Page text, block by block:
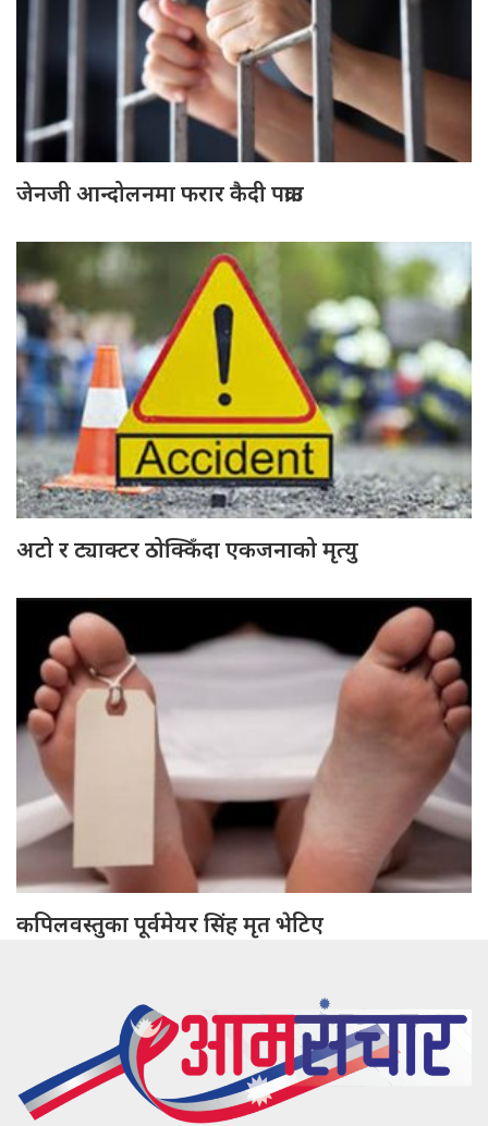
जेनजी आन्दोलनमा फरार कैदी पक्राउ
अटो र ट्याक्टर ठोक्किँदा एकजनाको मृत्यु
कपिलवस्तुका पूर्वमेयर सिंह मृत भेटिए